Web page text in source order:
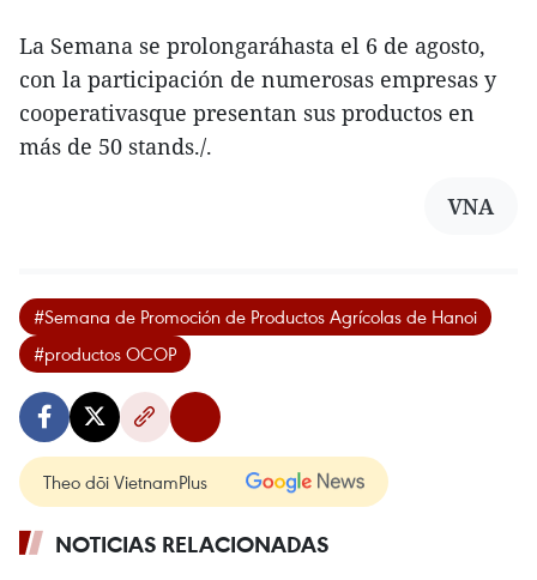
La Semana se prolongaráhasta el 6 de agosto,
con la participación de numerosas empresas y
cooperativasque presentan sus productos en
más de 50 stands./.
VNA
#Semana de Promoción de Productos Agrícolas de Hanoi
#productos OCOP
Theo dõi VietnamPlus
NOTICIAS RELACIONADAS